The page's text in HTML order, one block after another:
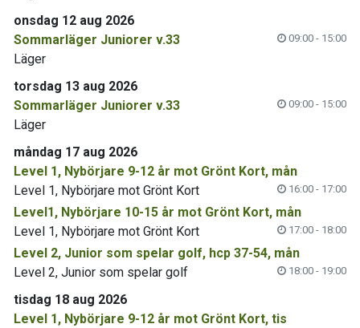
onsdag 12 aug 2026
Sommarläger Juniorer v.33
09:00 - 15:00
Läger
torsdag 13 aug 2026
Sommarläger Juniorer v.33
09:00 - 15:00
Läger
måndag 17 aug 2026
Level 1, Nybörjare 9-12 år mot Grönt Kort, mån
16:00 - 17:00
Level 1, Nybörjare mot Grönt Kort
Level1, Nybörjare 10-15 år mot Grönt Kort, mån
17:00 - 18:00
Level 1, Nybörjare mot Grönt Kort
Level 2, Junior som spelar golf, hcp 37-54, mån
18:00 - 19:00
Level 2, Junior som spelar golf
tisdag 18 aug 2026
Level 1, Nybörjare 9-12 år mot Grönt Kort, tis